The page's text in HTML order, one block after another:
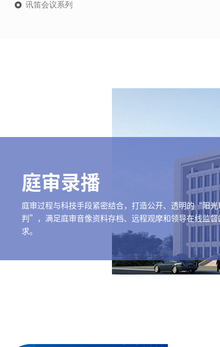
讯笛会议系列
庭审录播
庭审过程与科技手段紧密结合，打造公开、透明的“阳光
判”，满足庭审音像资料存档、远程观摩和领导在线监
求。